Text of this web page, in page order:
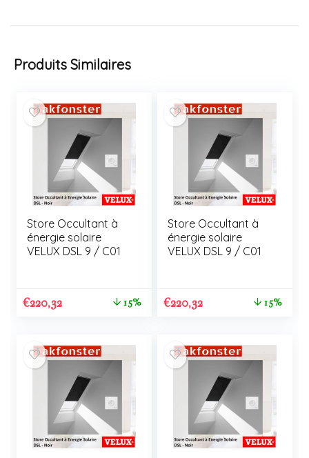
Produits Similaires
Store Occultant à
énergie solaire
VELUX DSL 9 / C01
€220,32 15%
Store Occultant à
énergie solaire
VELUX DSL 9 / C01
€220,32 15%